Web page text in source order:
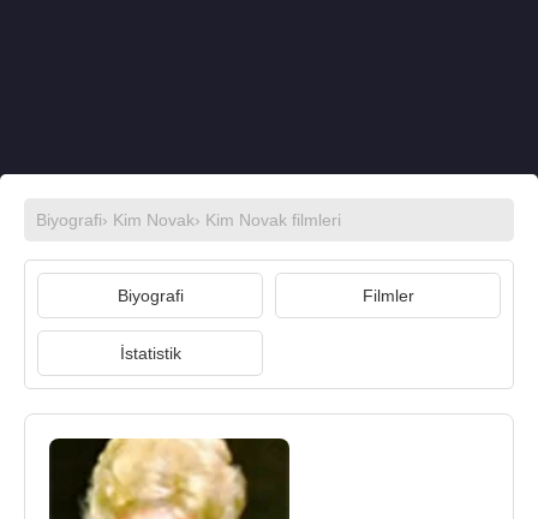
Biyografi› Kim Novak› Kim Novak filmleri
Biyografi Filmler
İstatistik